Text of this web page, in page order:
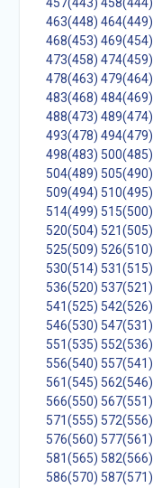
463(448) 464(449)
468(453) 469(454)
473(458) 474(459)
478(463) 479(464)
483(468) 484(469)
488(473) 489(474)
493(478) 494(479)
498(483) 500(485)
504(489) 505(490)
509(494) 510(495)
514(499) 515(500)
520(504) 521(505)
525(509) 526(510)
530(514) 531(515)
536(520) 537(521)
541(525) 542(526)
546(530) 547(531)
551(535) 552(536)
556(540) 557(541)
561(545) 562(546)
566(550) 567(551)
571(555) 572(556)
576(560) 577(561)
581(565) 582(566)
586(570) 587(571)